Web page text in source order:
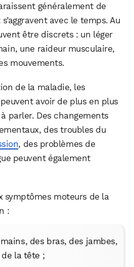
généralement de
avec le temps. Au
être discrets : un léger
une raideur musculaire,
mouvements.
de la maladie, les
avoir de plus en plus
parler. Des changements
des troubles du
, des problèmes de
peuvent également
symptômes moteurs de la
:
des bras, des jambes,
la tête ;